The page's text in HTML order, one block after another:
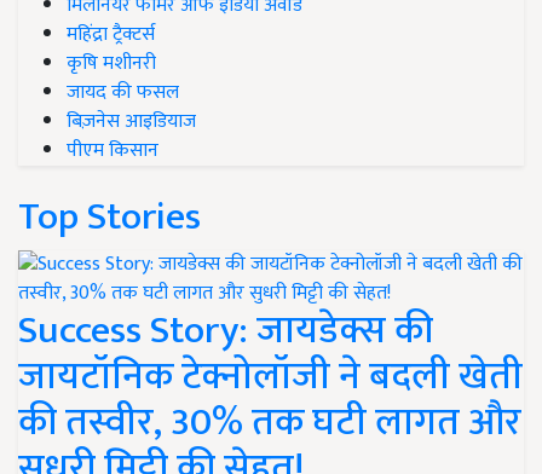
महिंद्रा ट्रैक्टर्स
कृषि मशीनरी
जायद की फसल
बिज़नेस आइडियाज
पीएम किसान
Top Stories
Success Story: जायडेक्स की
जायटॉनिक टेक्नोलॉजी ने बदली खेती
की तस्वीर, 30% तक घटी लागत और